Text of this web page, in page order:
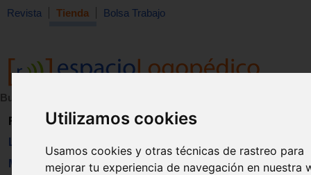
Utilizamos cookies
Usamos cookies y otras técnicas de rastreo para
mejorar tu experiencia de navegación en nuestra
Revista Tienda Bolsa Trabajo
Buscar:
Revista
Libros
Material